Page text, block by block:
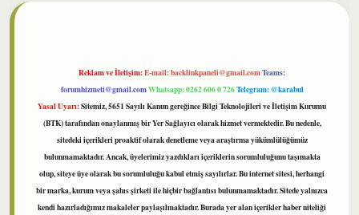
Reklam ve İletişim:E-mail:backlinkpaneli@gmail.comTeams:
forumhizmeti@gmail.comWhatsapp: 0262 606 0 726Telegram: @karabul
Yasal Uyarı:Sitemiz, 5651 Sayılı Kanun gereğince Bilgi Teknolojileri ve İletişim Kurumu
(BTK) tarafından onaylanmış bir Yer Sağlayıcı olarak hizmet vermektedir. Bu nedenle,
sitedeki içerikleri proaktif olarak denetleme veya araştırma yükümlülüğümüz
bulunmamaktadır. Ancak, üyelerimiz yazdıkları içeriklerin sorumluluğunu taşımakta
olup, siteye üye olarak bu sorumluluğu kabul etmiş sayılırlar. Bu internet sitesi, herhangi
bir marka, kurum veya şahıs şirketi ile hiçbir bağlantısı bulunmamaktadır. Sitede yalnızca
kendi hazırladığımız makaleler paylaşılmaktadır. Burada yer alan içerikler haber niteliği